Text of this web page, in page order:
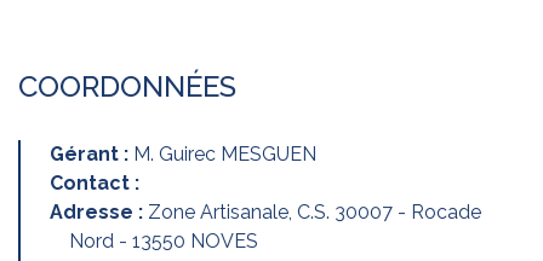
COORDONNÉES
Gérant : M. Guirec MESGUEN
Contact :
Adresse : Zone Artisanale, C.S. 30007 - Rocade
Nord - 13550 NOVES